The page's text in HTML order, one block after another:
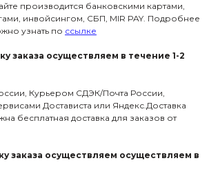
производится банковскими картами,
инвойсингом, СБП, МIR PAY. Подробнее
узнать по ссылке
заказа осуществляем в течение 1-2
Курьером СДЭК/Почта России,
Достависта или Яндекс.Доставка
бесплатная доставка для заказов от
заказа осуществляем осуществляем в
НОВОСТИ PJ